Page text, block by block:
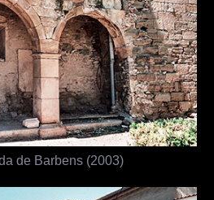
de Barbens (2003)